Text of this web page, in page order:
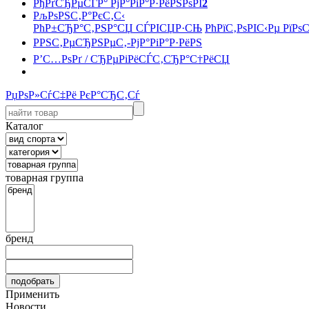
РђРґСЂРµСЃР° РјР°РіР°Р·РёРЅРѕРІ2
РљРѕРЅС‚Р°РєС‚С‹
РћР±СЂР°С‚РЅР°СЏ СЃРІСЏР·СЊ РћРїС‚РѕРІС‹Рµ
РРЅС‚РµСЂРЅРµС‚-РјР°РіР°Р·РёРЅ
Р’С…РѕРґ / СЂРµРіРёСЃС‚СЂР°С†РёСЏ
РџРѕР»СѓС‡Рё РєР°СЂС‚Сѓ
Каталог
товарная группа
бренд
Применить
Новости